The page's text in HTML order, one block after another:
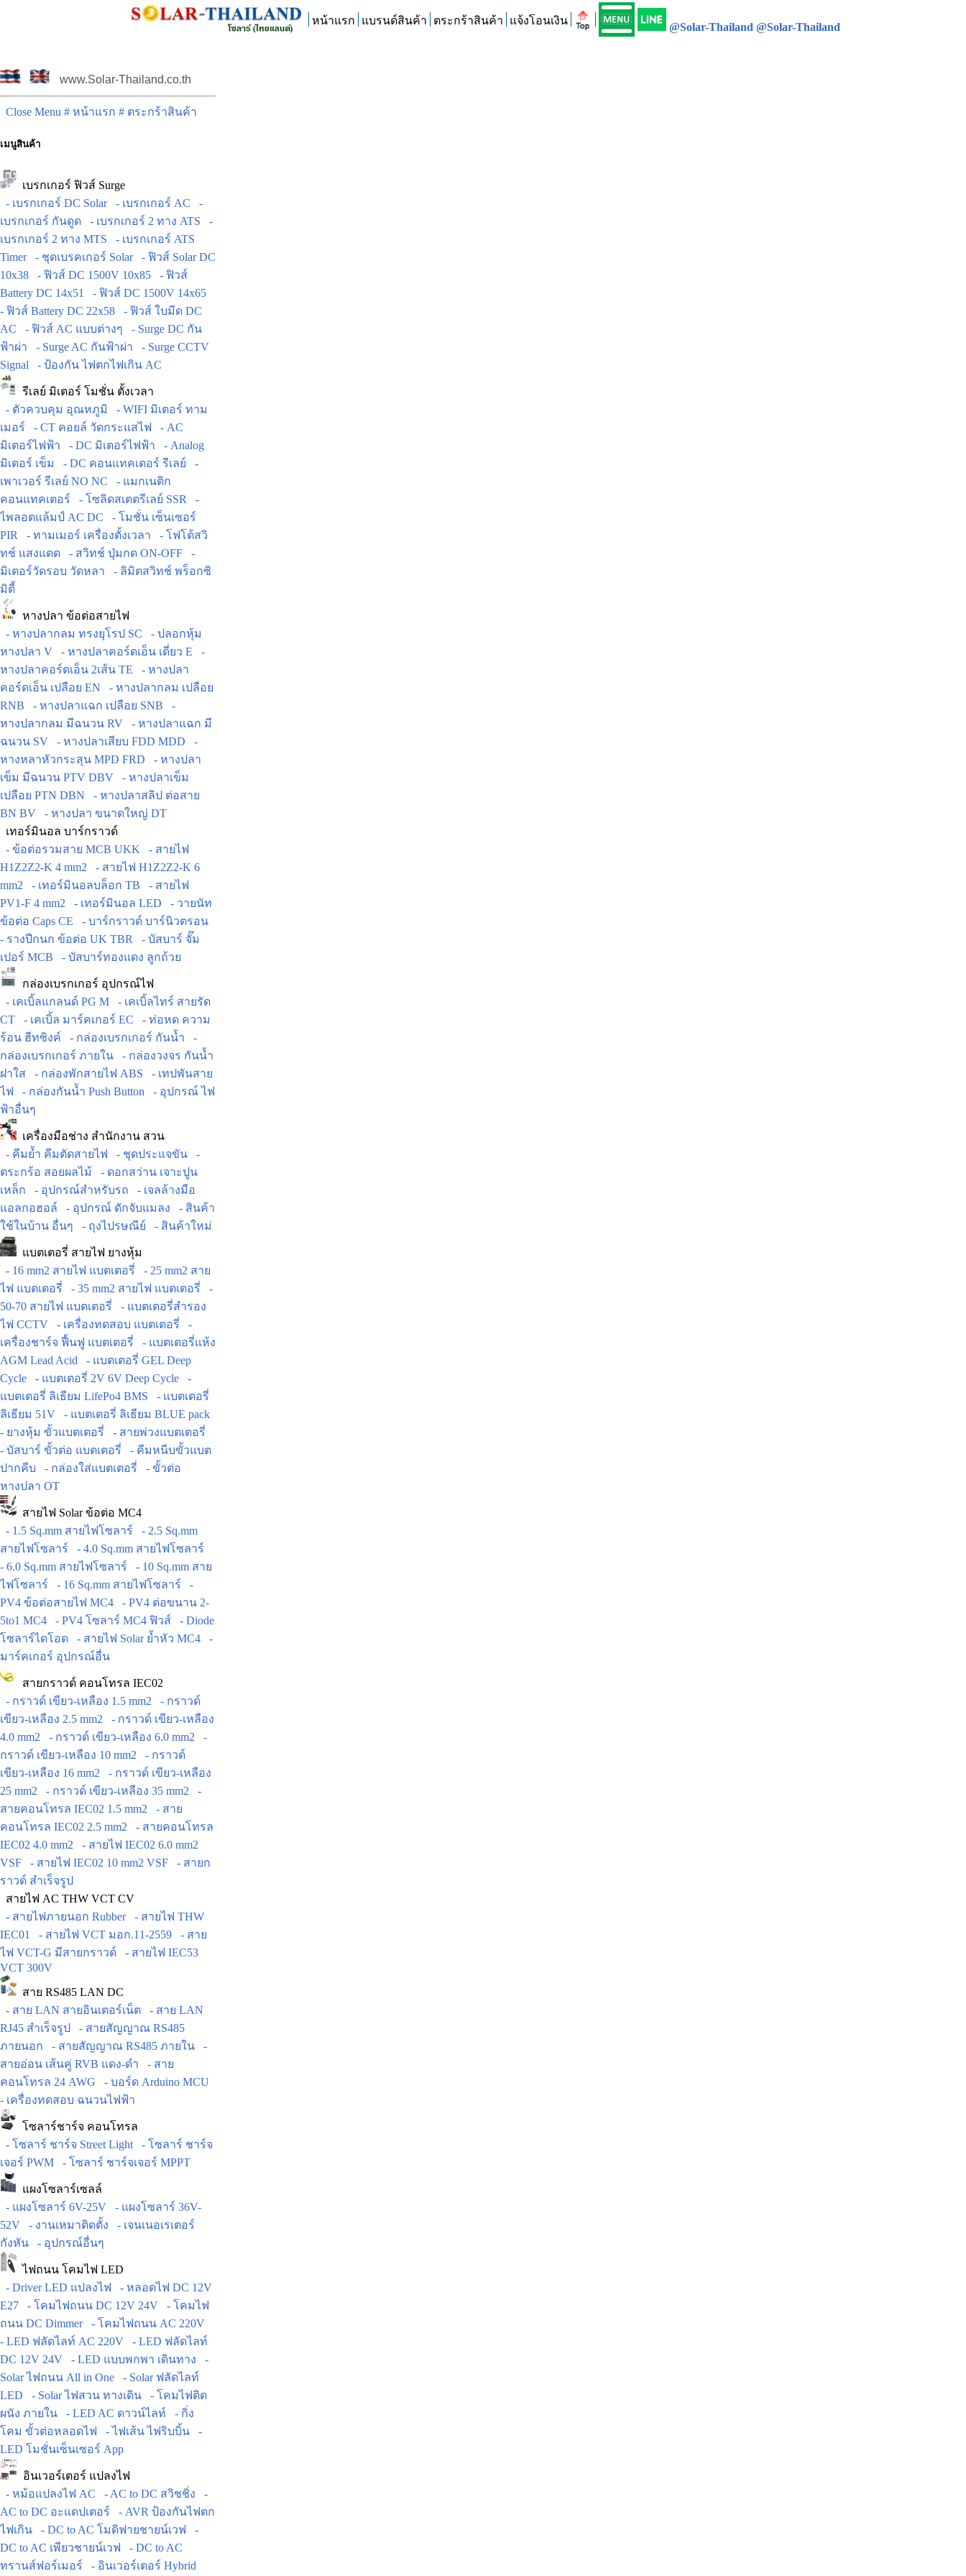
หน้าแรก แบรนด์สินค้า ตระกร้าสินค้า แจ้งโอนเงิน
@Solar-Thailand @Solar-Thailand
www.Solar-Thailand.co.th
Close Menu # หน้าแรก # ตระกร้าสินค้า
เมนูสินค้า
เบรกเกอร์ ฟิวส์ Surge
- เบรกเกอร์ DC Solar
- เบรกเกอร์ AC
-
เบรกเกอร์ กันดูด
- เบรกเกอร์ 2 ทาง ATS
-
เบรกเกอร์ 2 ทาง MTS
- เบรกเกอร์ ATS
Timer
- ชุดเบรคเกอร์ Solar
- ฟิวส์ Solar DC
10x38
- ฟิวส์ DC 1500V 10x85
- ฟิวส์
Battery DC 14x51
- ฟิวส์ DC 1500V 14x65
- ฟิวส์ Battery DC 22x58
- ฟิวส์ ใบมีด DC
AC
- ฟิวส์ AC แบบต่างๆ
- Surge DC กัน
ฟ้าผ่า
- Surge AC กันฟ้าผ่า
- Surge CCTV
Signal
- ป้องกัน ไฟตกไฟเกิน AC
รีเลย์ มิเตอร์ โมชั่น ตั้งเวลา
- ตัวควบคุม อุณหภูมิ
- WIFI มิเตอร์ ทาม
เมอร์
- CT คอยล์ วัดกระแสไฟ
- AC
มิเตอร์ไฟฟ้า
- DC มิเตอร์ไฟฟ้า
- Analog
มิเตอร์ เข็ม
- DC คอนแทคเตอร์ รีเลย์
-
เพาเวอร์ รีเลย์ NO NC
- แมกเนติก
คอนแทคเตอร์
- โซลิดสเตตรีเลย์ SSR
-
ไพลอตแล้มป์ AC DC
- โมชั่น เซ็นเซอร์
PIR
- ทามเมอร์ เครื่องตั้งเวลา
- โฟโต้สวิ
ทช์ แสงแดด
- สวิทช์ ปุ่มกด ON-OFF
-
มิเตอร์วัดรอบ วัดหลา
- ลิมิตสวิทช์ พร็อกซิ
มิตี้
หางปลา ข้อต่อสายไฟ
- หางปลากลม ทรงยุโรป SC
- ปลอกหุ้ม
หางปลา V
- หางปลาคอร์ดเอ็น เดี่ยว E
-
หางปลาคอร์ดเอ็น 2เส้น TE
- หางปลา
คอร์ดเอ็น เปลือย EN
- หางปลากลม เปลือย
RNB
- หางปลาแฉก เปลือย SNB
-
หางปลากลม มีฉนวน RV
- หางปลาแฉก มี
ฉนวน SV
- หางปลาเสียบ FDD MDD
-
หางหลาหัวกระสุน MPD FRD
- หางปลา
เข็ม มีฉนวน PTV DBV
- หางปลาเข็ม
เปลือย PTN DBN
- หางปลาสลิป ต่อสาย
BN BV
- หางปลา ขนาดใหญ่ DT
เทอร์มินอล บาร์กราวด์
- ข้อต่อรวมสาย MCB UKK
- สายไฟ
H1Z2Z2-K 4 mm2
- สายไฟ H1Z2Z2-K 6
mm2
- เทอร์มินอลบล็อก TB
- สายไฟ
PV1-F 4 mm2
- เทอร์มินอล LED
- วายนัท
ข้อต่อ Caps CE
- บาร์กราวด์ บาร์นิวตรอน
- รางปีกนก ข้อต่อ UK TBR
- บัสบาร์ จั๊ม
เปอร์ MCB
- บัสบาร์ทองแดง ลูกถ้วย
กล่องเบรกเกอร์ อุปกรณ์ไฟ
- เคเบิ้ลแกลนด์ PG M
- เคเบิ้ลไทร์ สายรัด
CT
- เคเบิ้ล มาร์คเกอร์ EC
- ท่อหด ความ
ร้อน ฮีทซิงค์
- กล่องเบรกเกอร์ กันน้ำ
-
กล่องเบรกเกอร์ ภายใน
- กล่องวงจร กันน้ำ
ฝาใส
- กล่องพักสายไฟ ABS
- เทปพันสาย
ไฟ
- กล่องกันน้ำ Push Button
- อุปกรณ์ ไฟ
ฟ้าอื่นๆ
เครื่องมือช่าง สำนักงาน สวน
- คีมย้ำ คีมตัดสายไฟ
- ชุดประแจขัน
-
ตระกร้อ สอยผลไม้
- ดอกสว่าน เจาะปูน
เหล็ก
- อุปกรณ์สำหรับรถ
- เจลล้างมือ
แอลกอฮอล์
- อุปกรณ์ ดักจับแมลง
- สินค้า
ใช้ในบ้าน อื่นๆ
- ถุงไปรษณีย์ - สินค้าใหม่
แบตเตอรี่ สายไฟ ยางหุ้ม
- 16 mm2 สายไฟ แบตเตอรี่
- 25 mm2 สาย
ไฟ แบตเตอรี่
- 35 mm2 สายไฟ แบตเตอรี่
-
50-70 สายไฟ แบตเตอรี่
- แบตเตอรี่สำรอง
ไฟ CCTV
- เครื่องทดสอบ แบตเตอรี่
-
เครื่องชาร์จ ฟื้นฟู แบตเตอรี่
- แบตเตอรี่แห้ง
AGM Lead Acid
- แบตเตอรี่ GEL Deep
Cycle
- แบตเตอรี่ 2V 6V Deep Cycle
-
แบตเตอรี่ ลิเธียม LifePo4 BMS
- แบตเตอรี่
ลิเธียม 51V
- แบตเตอรี่ ลิเธียม BLUE pack
- ยางหุ้ม ขั้วแบตเตอรี่
- สายพ่วงแบตเตอรี่
- บัสบาร์ ขั้วต่อ แบตเตอรี่
- คีมหนีบขั้วแบต
ปากคีบ
- กล่องใส่แบตเตอรี่
- ขั้วต่อ
หางปลา OT
สายไฟ Solar ข้อต่อ MC4
- 1.5 Sq.mm สายไฟโซลาร์
- 2.5 Sq.mm
สายไฟโซลาร์
- 4.0 Sq.mm สายไฟโซลาร์
- 6.0 Sq.mm สายไฟโซลาร์
- 10 Sq.mm สาย
ไฟโซลาร์
- 16 Sq.mm สายไฟโซลาร์
-
PV4 ข้อต่อสายไฟ MC4
- PV4 ต่อขนาน 2-
5to1 MC4
- PV4 โซลาร์ MC4 ฟิวส์
- Diode
โซลาร์ไดโอด
- สายไฟ Solar ย้ำหัว MC4
-
มาร์คเกอร์ อุปกรณ์อื่น
สายกราวด์ คอนโทรล IEC02
- กราวด์ เขียว-เหลือง 1.5 mm2
- กราวด์
เขียว-เหลือง 2.5 mm2
- กราวด์ เขียว-เหลือง
4.0 mm2
- กราวด์ เขียว-เหลือง 6.0 mm2
-
กราวด์ เขียว-เหลือง 10 mm2
- กราวด์
เขียว-เหลือง 16 mm2
- กราวด์ เขียว-เหลือง
25 mm2
- กราวด์ เขียว-เหลือง 35 mm2
-
สายคอนโทรล IEC02 1.5 mm2
- สาย
คอนโทรล IEC02 2.5 mm2
- สายคอนโทรล
IEC02 4.0 mm2
- สายไฟ IEC02 6.0 mm2
VSF
- สายไฟ IEC02 10 mm2 VSF
- สายก
ราวด์ สำเร็จรูป
สายไฟ AC THW VCT CV
- สายไฟภายนอก Rubber
- สายไฟ THW
IEC01
- สายไฟ VCT มอก.11-2559
- สาย
ไฟ VCT-G มีสายกราวด์
- สายไฟ IEC53
VCT 300V
สาย RS485 LAN DC
- สาย LAN สายอินเตอร์เน็ต
- สาย LAN
RJ45 สำเร็จรูป
- สายสัญญาณ RS485
ภายนอก
- สายสัญญาณ RS485 ภายใน
-
สายอ่อน เส้นคู่ RVB แดง-ดำ
- สาย
คอนโทรล 24 AWG
- บอร์ด Arduino MCU
- เครื่องทดสอบ ฉนวนไฟฟ้า
โซลาร์ชาร์จ คอนโทรล
- โซลาร์ ชาร์จ Street Light
- โซลาร์ ชาร์จ
เจอร์ PWM
- โซลาร์ ชาร์จเจอร์ MPPT
แผงโซลาร์เซลล์
- แผงโซลาร์ 6V-25V
- แผงโซลาร์ 36V-
52V
- งานเหมาติดตั้ง
- เจนเนอเรเตอร์
กังหัน
- อุปกรณ์อื่นๆ
ไฟถนน โคมไฟ LED
- Driver LED แปลงไฟ
- หลอดไฟ DC 12V
E27
- โคมไฟถนน DC 12V 24V
- โคมไฟ
ถนน DC Dimmer
- โคมไฟถนน AC 220V
- LED ฟลัดไลท์ AC 220V
- LED ฟลัดไลท์
DC 12V 24V
- LED แบบพกพา เดินทาง
-
Solar ไฟถนน All in One
- Solar ฟลัดไลท์
LED
- Solar ไฟสวน ทางเดิน
- โคมไฟติด
ผนัง ภายใน
- LED AC ดาวน์ไลท์
- กิ่ง
โคม ขั้วต่อหลอดไฟ
- ไฟเส้น ไฟริบบิ้น
-
LED โมชั่นเซ็นเซอร์ App
อินเวอร์เตอร์ แปลงไฟ
- หม้อแปลงไฟ AC
- AC to DC สวิชชิ่ง
-
AC to DC อะแดปเตอร์
- AVR ป้องกันไฟตก
ไฟเกิน
- DC to AC โมดิฟายชายน์เวฟ
-
DC to AC เพียวชายน์เวฟ
- DC to AC
ทรานส์ฟอร์เมอร์
- อินเวอร์เตอร์ Hybrid